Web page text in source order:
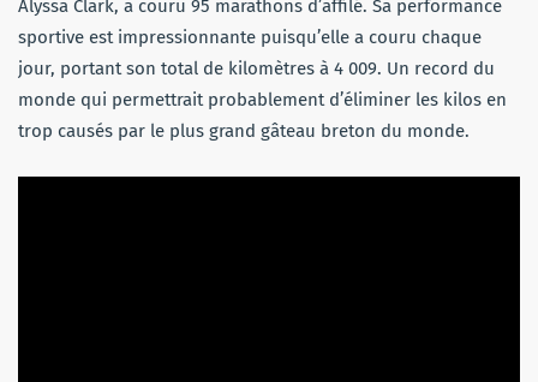
Alyssa Clark, a couru 95 marathons d’affilé. Sa performance
sportive est impressionnante puisqu’elle a couru chaque
jour, portant son total de kilomètres à 4 009. Un record du
monde qui permettrait probablement d’éliminer les kilos en
trop causés par le plus grand gâteau breton du monde.